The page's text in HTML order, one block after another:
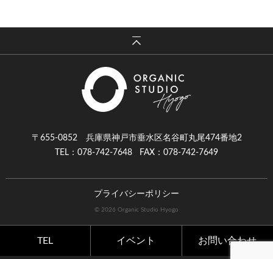
〒655-0852 兵庫県神戸市垂水区名谷町丸尾474番地2
TEL：078-742-7648
FAX：078-742-7649
プライバシーポリシー
© 2026 Organic Studio Hyogo
TEL イベント お問い合わせ